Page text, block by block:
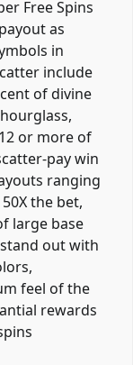
Free Spins
as
in
include
of divine
or more of
pay win
ranging
the bet,
large base
out with
feel of the
rewards